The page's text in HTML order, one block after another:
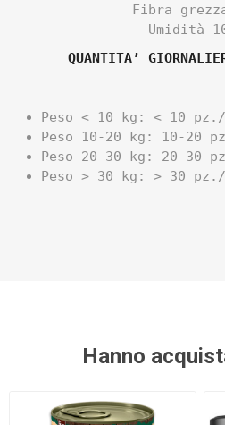
Fibra
Umidità
QUANTITA’
Peso < 10 kg: < 10
Peso 10-20 kg: 10-20
Peso 20-30 kg: 20-30
Peso > 30 kg: > 30
Hanno